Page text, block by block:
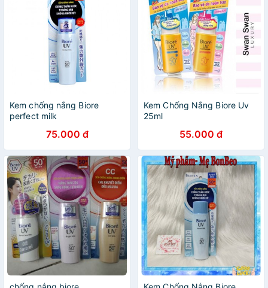
Kem chống nắng Biore
perfect milk
75.000 đ
Kem Chống Nắng Biore Uv
25ml
55.000 đ